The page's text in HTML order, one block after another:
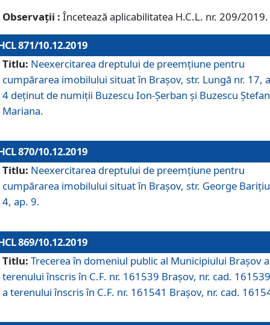
Observații : Încetează aplicabilitatea H.C.L. nr. 209/2019.
871/10.12.2019
Titlu: Neexercitarea dreptului de preemţiune pentru
cumpărarea imobilului situat în Braşov, str. Lungă nr. 17,
4 deţinut de numiţii Buzescu Ion-Şerban și Buzescu
Mariana.
870/10.12.2019
Titlu: Neexercitarea dreptului de preemţiune pentru
cumpărarea imobilului situat în Braşov, str. George
4, ap. 9.
869/10.12.2019
Titlu: Trecerea în domeniul public al Municipiului Braşov a
terenului înscris în C.F. nr. 161539 Brașov, nr. cad.
a terenului înscris în C.F. nr. 161541 Brașov, nr. cad.